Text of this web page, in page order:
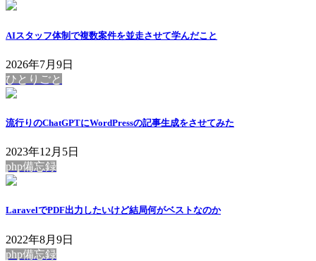
AIスタッフ体制で複数案件を並走させて学んだこと
2026年7月9日
ひとりごと
流行りのChatGPTにWordPressの記事生成をさせてみた
2023年12月5日
php備忘録
LaravelでPDF出力したいけど結局何がベストなのか
2022年8月9日
php備忘録